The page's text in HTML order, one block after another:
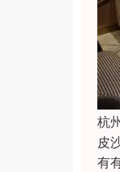
杭
皮
有